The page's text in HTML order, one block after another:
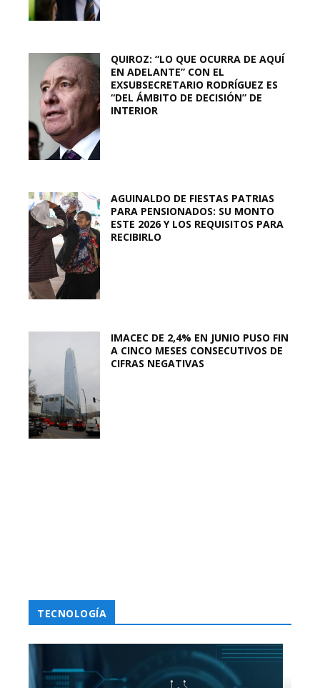
QUIROZ: “LO QUE OCURRA DE AQUÍ
EN ADELANTE” CON EL
EXSUBSECRETARIO RODRÍGUEZ ES
“DEL ÁMBITO DE DECISIÓN” DE
INTERIOR
AGUINALDO DE FIESTAS PATRIAS
PARA PENSIONADOS: SU MONTO
ESTE 2026 Y LOS REQUISITOS PARA
RECIBIRLO
IMACEC DE 2,4% EN JUNIO PUSO FIN
A CINCO MESES CONSECUTIVOS DE
CIFRAS NEGATIVAS
TECNOLOGÍA